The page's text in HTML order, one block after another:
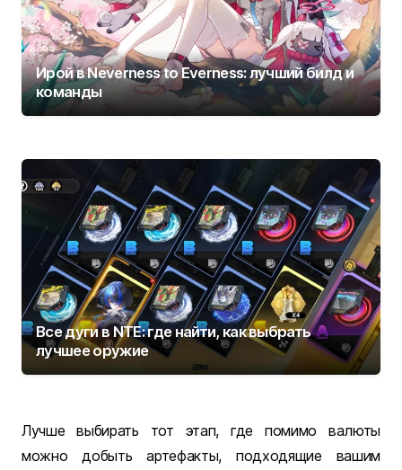
Ирой в Neverness to Everness: лучший билд и
команды
Все дуги в NTE: где найти, как выбрать
лучшее оружие
Лучше выбирать тот этап, где помимо валюты
можно добыть артефакты, подходящие вашим